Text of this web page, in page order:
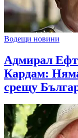
Водещи новини
Адмирал
Кардам:
срещу